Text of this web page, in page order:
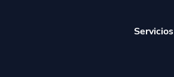
Servicios